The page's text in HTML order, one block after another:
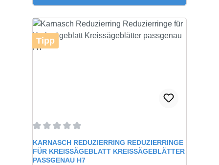
Tipp
KARNASCH REDUZIERRING REDUZIERRINGE
FÜR KREISSÄGEBLATT KREISSÄGEBLÄTTER
PASSGENAU H7